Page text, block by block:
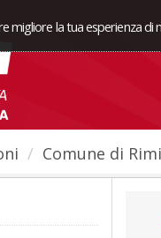
migliore la tua esperienza
Comune di